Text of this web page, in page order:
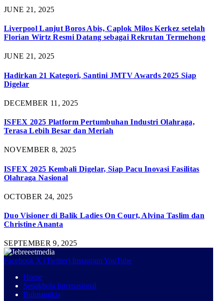
JUNE 21, 2025
Liverpool Lanjut Boros Abis, Caplok Milos Kerkez setelah
Florian Wirtz Resmi Datang sebagai Rekrutan Termehong
JUNE 21, 2025
Hadirkan 21 Kategori, Santini JMTV Awards 2025 Siap
Digelar
DECEMBER 11, 2025
ISFEX 2025 Platform Pertumbuhan Industri Olahraga,
Terasa Lebih Besar dan Meriah
NOVEMBER 8, 2025
ISFEX 2025 Kembali Digelar, Siap Pacu Inovasi Fasilitas
Olahraga Nasional
OCTOBER 24, 2025
Duo Visioner di Balik Ladies On Court, Alvina Taslim dan
Christine Ananta
SEPTEMBER 9, 2025
Facebook X (Twitter) InstagramYouTube
Home
Sepakbola Internasional
Bulutangkis